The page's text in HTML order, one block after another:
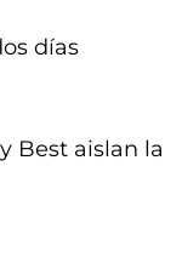
días
Best aislan la